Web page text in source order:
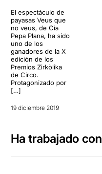
El espectáculo de
payasas Veus que
no veus, de Cía
Pepa Plana, ha sido
uno de los
ganadores de la X
edición de los
Premios Zirkòlika
de Circo.
Protagonizado por
[…]
19 diciembre 2019
Ha trabajado con